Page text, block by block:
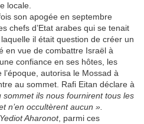
locale.
son apogée en septembre
chefs d’Etat arabes qui se tenait
il était question de créer un
en vue de combattre Israël à
confiance en ses hôtes, les
autorisa le Mossad à
au sommet. Rafi Eitan déclare à
sommet ils nous fournirent tous les
n’en occultèrent aucun ».
Yediot Aharonot, parmi ces